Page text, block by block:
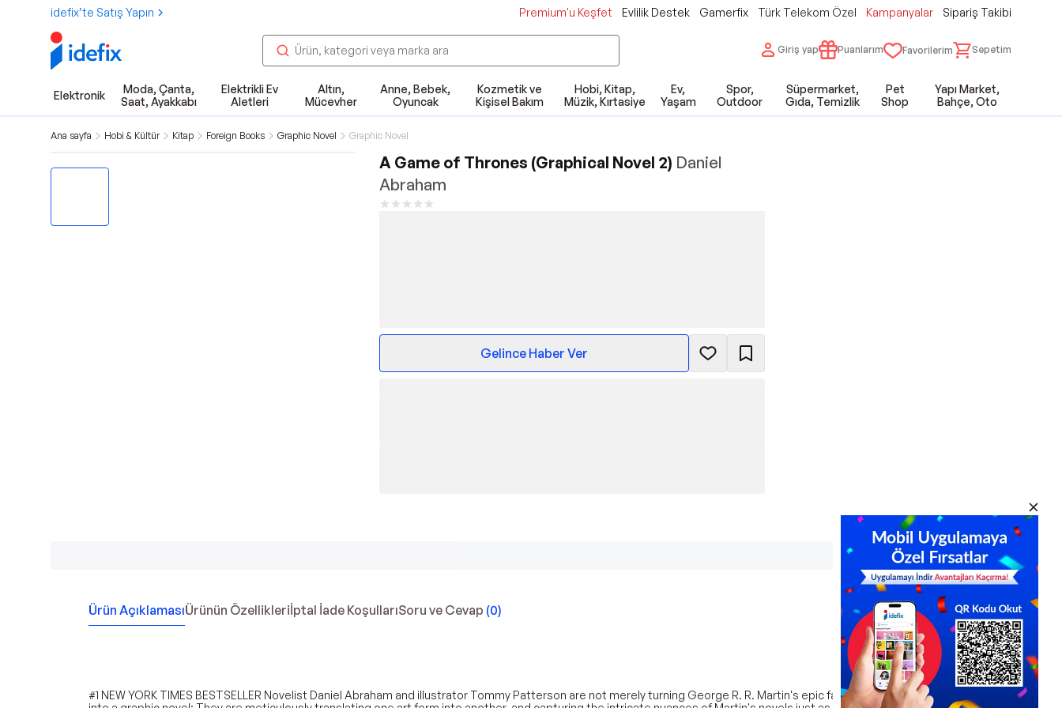
idefix’te Satış Yapın Premium'u Keşfet Evlilik Destek Gamerfix Türk Telekom Özel Kampanyalar Sipariş Takibi
Giriş yap Puanlarım Favorilerim Sepetim
Elektronik
Moda, Çanta,
Saat, Ayakkabı
Elektrikli Ev
Aletleri
Altın,
Mücevher
Anne, Bebek,
Oyuncak
Kozmetik ve
Kişisel Bakım
Hobi, Kitap,
Müzik, Kırtasiye
Ev,
Yaşam
Spor,
Outdoor
Süpermarket,
Gıda, Temizlik
Pet
Shop
Yapı Market,
Bahçe, Oto
Ana sayfa Hobi & Kültür Kitap Foreign Books Graphic Novel Graphic Novel
A Game of Thrones (Graphical Novel 2) Daniel
Abraham
Gelince Haber Ver
Ürün AçıklamasıÜrünün Özellikleriİptal İade KoşullarıSoru ve Cevap (0)
#1 NEW YORK TIMES BESTSELLER Novelist Daniel Abraham and illustrator Tommy Patterson are not merely turning George R. R. Martin's epic fantasy A Game of Thrones